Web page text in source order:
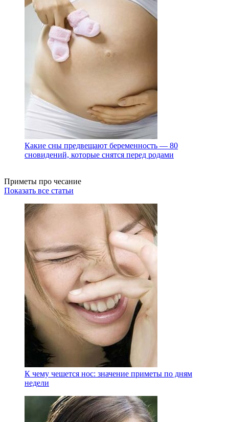
Какие сны предвещают беременность — 80
сновидений, которые снятся перед родами
Приметы про чесание
Показать все статьи
К чему чешется нос: значение приметы по дням
недели